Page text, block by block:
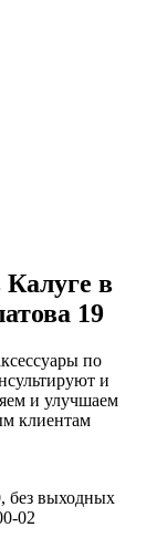
в
19
по
и
и улучшаем
клиентам
без выходных
02